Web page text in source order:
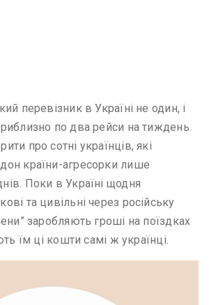
перевізник в Україні не один, і
по два рейси на тиждень.
про сотні українців, які
країни-агресорки лише
Поки в Україні щодня
та цивільні через російську
заробляють гроші на поїздках
їм ці кошти самі ж українці.